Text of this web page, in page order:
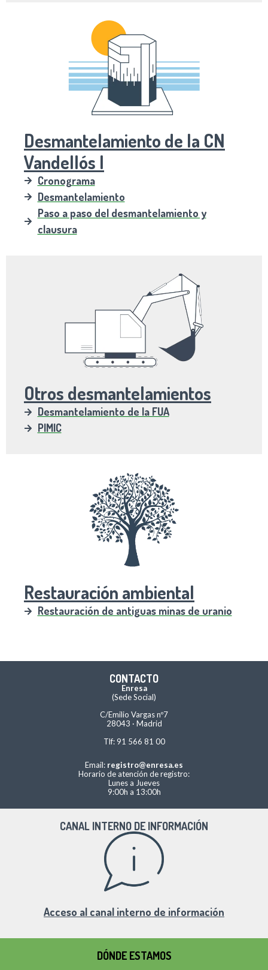
Desmantelamiento de la CN
Vandellós I
Cronograma
Desmantelamiento
Paso a paso del desmantelamiento y
clausura
Otros desmantelamientos
Desmantelamiento de la FUA
PIMIC
Restauración ambiental
Restauración de antiguas minas de uranio
CONTACTO
Enresa
(Sede Social)
C/Emilio Vargas nº7
28043 · Madrid
Tlf: 91 566 81 00
Email: registro@enresa.es
Horario de atención de registro:
Lunes a Jueves
9:00h a 13:00h
CANAL INTERNO DE INFORMACIÓN
Acceso al canal interno de información
DÓNDE ESTAMOS